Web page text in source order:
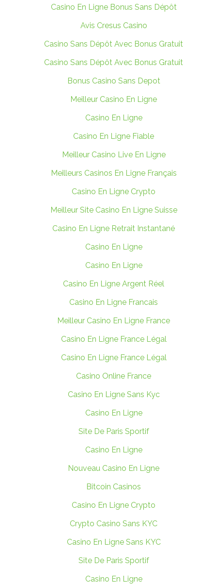
Casino En Ligne Bonus Sans Dépôt
Avis Cresus Casino
Casino Sans Dépôt Avec Bonus Gratuit
Casino Sans Dépôt Avec Bonus Gratuit
Bonus Casino Sans Depot
Meilleur Casino En Ligne
Casino En Ligne
Casino En Ligne Fiable
Meilleur Casino Live En Ligne
Meilleurs Casinos En Ligne Français
Casino En Ligne Crypto
Meilleur Site Casino En Ligne Suisse
Casino En Ligne Retrait Instantané
Casino En Ligne
Casino En Ligne
Casino En Ligne Argent Réel
Casino En Ligne Francais
Meilleur Casino En Ligne France
Casino En Ligne France Légal
Casino En Ligne France Légal
Casino Online France
Casino En Ligne Sans Kyc
Casino En Ligne
Site De Paris Sportif
Casino En Ligne
Nouveau Casino En Ligne
Bitcoin Casinos
Casino En Ligne Crypto
Crypto Casino Sans KYC
Casino En Ligne Sans KYC
Site De Paris Sportif
Casino En Ligne